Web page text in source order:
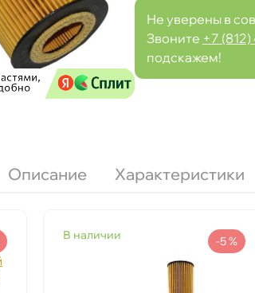
Не уверены в
Звоните +7
подскажем!
Описание Характеристики
наличии -5 %